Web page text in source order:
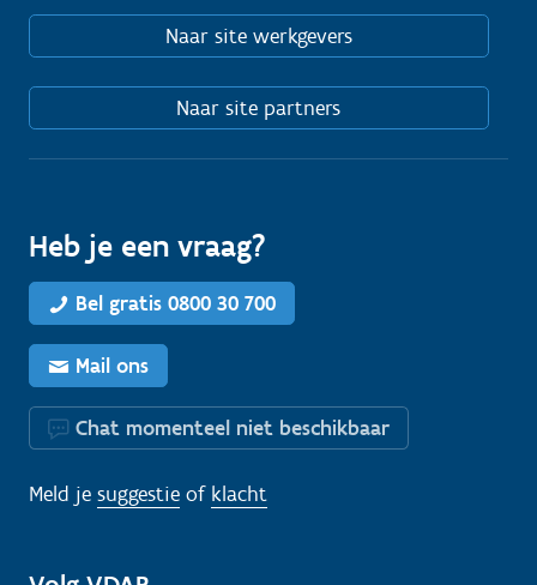
Naar site werkgevers
Naar site partners
Heb je een vraag?
Bel gratis 0800 30 700
Mail ons
Chat momenteel niet beschikbaar
Meld je suggestie of klacht